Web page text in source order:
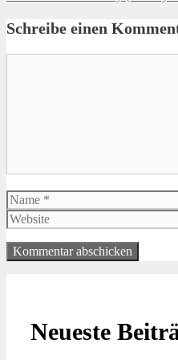
Schreibe einen
Name
Neueste